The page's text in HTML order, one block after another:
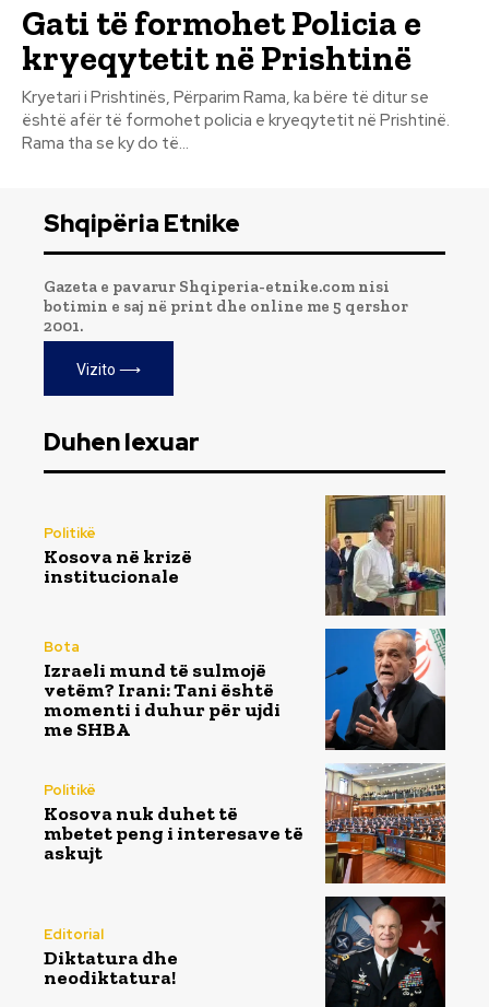
Gati të formohet Policia e
kryeqytetit në Prishtinë
Kryetari i Prishtinës, Përparim Rama, ka bëre të ditur se
është afër të formohet policia e kryeqytetit në Prishtinë.
Rama tha se ky do të...
Shqipëria Etnike
Gazeta e pavarur Shqiperia-etnike.com nisi
botimin e saj në print dhe online me 5 qershor
2001.
Vizito ⟶
Duhen lexuar
Politikë
Kosova në krizë
institucionale
Bota
Izraeli mund të sulmojë
vetëm? Irani: Tani është
momenti i duhur për ujdi
me SHBA
Politikë
Kosova nuk duhet të
mbetet peng i interesave të
askujt
Editorial
Diktatura dhe
neodiktatura!